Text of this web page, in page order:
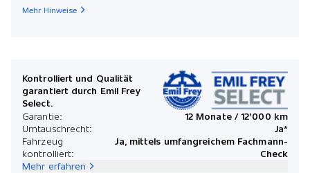
Mehr Hinweise
Kontrolliert und Qualität
garantiert durch Emil Frey
Select.
Garantie:
12 Monate / 12'000 km
Umtauschrecht:
Ja*
Fahrzeug
kontrolliert:
Ja, mittels umfangreichem Fachmann-
Check
Mehr erfahren